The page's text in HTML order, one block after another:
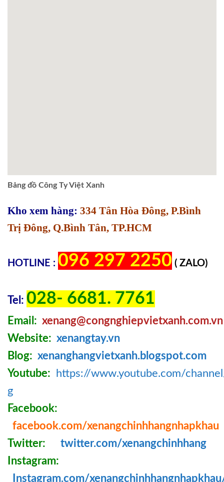
Bảng đồ Công Ty Việt Xanh
Kho xem hàng: 334 Tân Hòa Đông, P.Bình
Trị Đông, Q.Bình Tân, TP.HCM
HOTLINE : 096 297 2250 ( ZALO)
Tel: 028- 6681. 7761
Email: xenang@congnghiepvietxanh.com.vn
Website: xenangtay.vn
Blog: xenanghangvietxanh.blogspot.com
Youtube:
https://www.youtube.com/
g
Facebook:
facebook.com/xenangchinhhangnhapkhau
Twitter:
twitter.com/xenangchinhhang
Instagram:
Instagram.com/